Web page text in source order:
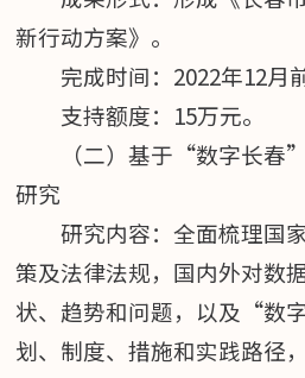
新行动方案》。
完成时间：2022年12月
支持额度：15万元。
（二）基于“数字长春
研究
研究内容：全面梳理国
策及法律法规，国内外对数
状、趋势和问题，以及“数
划、制度、措施和实践路径